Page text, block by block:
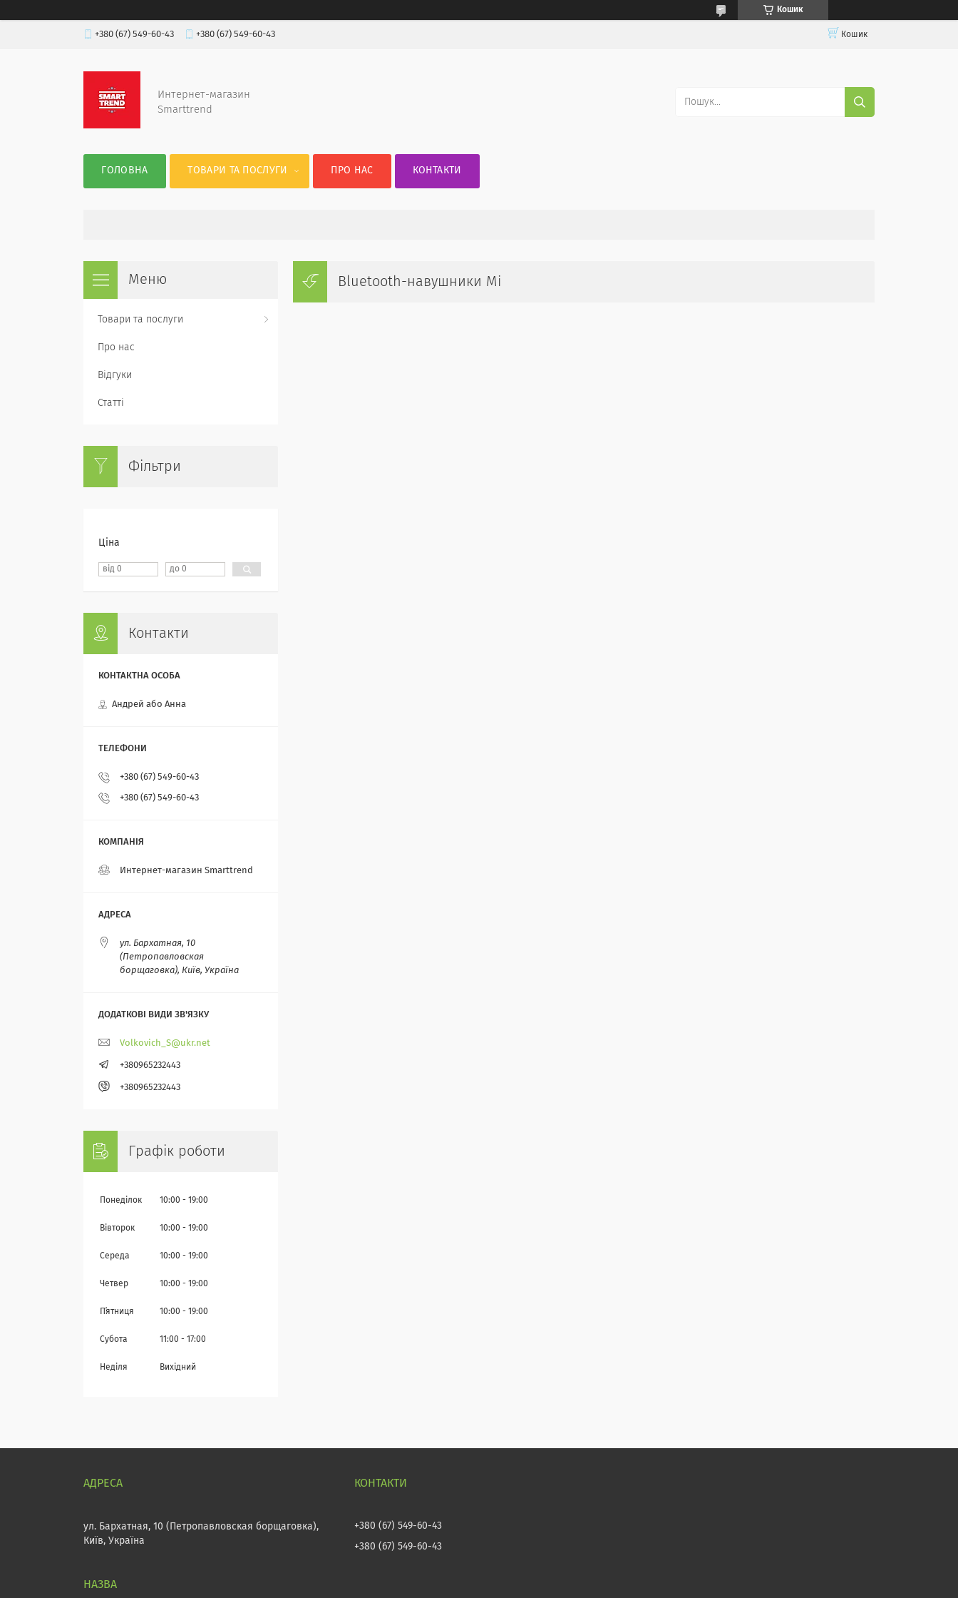
Кошик
+380 (67) 549-60-43 +380 (67) 549-60-43 Кошик
Интернет-магазин
Smarttrend
ГОЛОВНА ТОВАРИ ТА ПОСЛУГИ ПРО НАС КОНТАКТИ
Bluetooth-навушники Mi
Товари та послуги
Про нас
Відгуки
Статті
Фільтри
Ціна
Контакти
Андрей або Анна
+380 (67) 549-60-43
+380 (67) 549-60-43
Интернет-магазин Smarttrend
ул. Бархатная, 10
(Петропавловская
борщаговка), Київ, Україна
Volkovich_S@ukr.net
+380965232443
+380965232443
Графік роботи
Понеділок 10:00 19:00
Вівторок 10:00 19:00
Середа 10:00 19:00
Четвер 10:00 19:00
Пʼятниця 10:00 19:00
Субота 11:00 17:00
Неділя Вихідний
ул. Бархатная, 10 (Петропавловская борщаговка),
Київ, Україна
+380 (67) 549-60-43
+380 (67) 549-60-43